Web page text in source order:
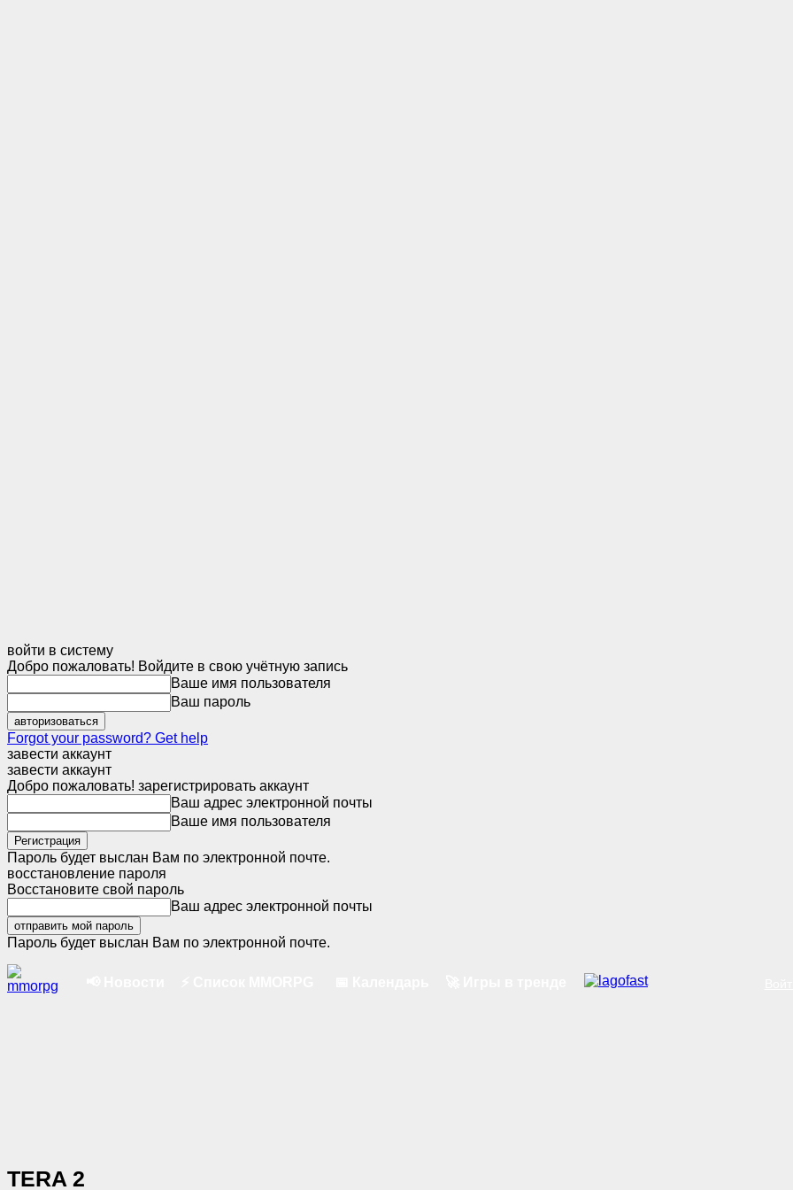
войти в систему
Добро пожаловать! Войдите в свою учётную запись
Ваше имя пользователя
Ваш пароль
Forgot your password? Get help
завести аккаунт
завести аккаунт
Добро пожаловать! зарегистрировать аккаунт
Ваш адрес электронной почты
Ваше имя пользователя
Пароль будет выслан Вам по электронной почте.
восстановление пароля
Восстановите свой пароль
Ваш адрес электронной почты
Пароль будет выслан Вам по электронной почте.
TERA 2